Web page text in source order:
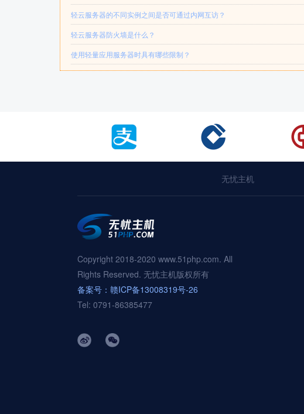
轻云服务器的不同实例之间是否可通过内网互访？
轻云服务器防火墙是什么？
使用轻量应用服务器时具有哪些限制？
无忧主机
Copyright 2018-2020 www.51php.com. All
Rights Reserved. 无忧主机版权所有
备案号：赣ICP备13008319号-26
Tel: 0791-86385477